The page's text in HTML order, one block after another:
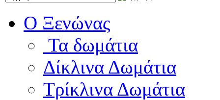
Ο Ξενώνας
Τα δωμάτια
Δίκλινα Δωμάτια
Τρίκλινα Δωμάτια